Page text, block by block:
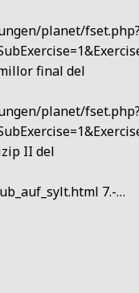
planet/
final del
planet/
II del
7.-…